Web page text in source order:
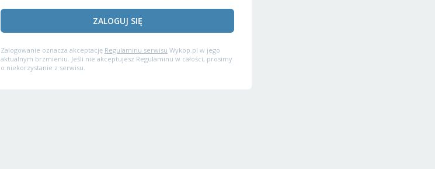
ZALOGUJ SIĘ
Zalogowanie oznacza akceptację Regulaminu serwisu Wykop.pl w jego
aktualnym brzmieniu. Jeśli nie akceptujesz Regulaminu w całości, prosimy
o niekorzystanie z serwisu.